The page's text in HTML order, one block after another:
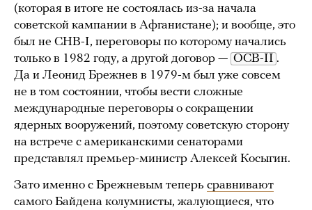
(которая в итоге не состоялась из-за начала
советской кампании в Афганистане); и вообще, это
был не СНВ-I, переговоры по которому начались
только в 1982 году, а другой договор — ОСВ-II .
Да и Леонид Брежнев в 1979-м был уже совсем
не в том состоянии, чтобы вести сложные
международные переговоры о сокращении
ядерных вооружений, поэтому советскую сторону
на встрече с американскими сенаторами
представлял премьер-министр Алексей Косыгин.
Зато именно с Брежневым теперь сравнивают
самого Байдена колумнисты, жалующиеся, что